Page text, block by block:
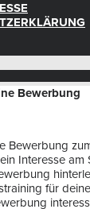
Bewerbung
Bewerbung
Interesse am
für